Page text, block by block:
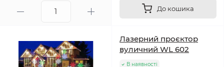
До кошика
Лазерний проєктор
вуличний WL 602
В наявності